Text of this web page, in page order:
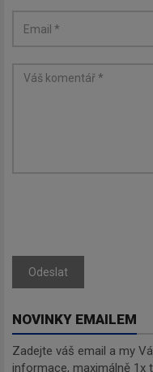
Odeslat
NOVINKY EMAILEM
Zadejte váš email a my
informace, maximálně 1x